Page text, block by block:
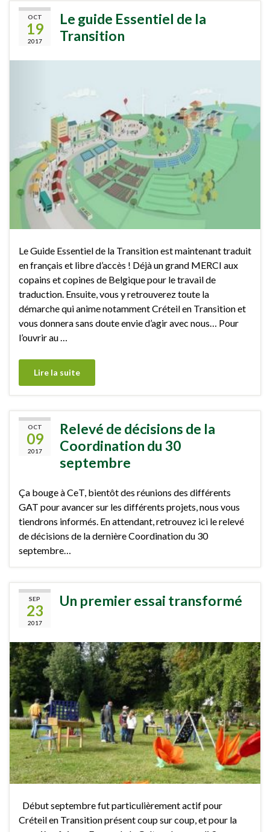
OCT
19
2017
Le guide Essentiel de la
Transition
Le Guide Essentiel de la Transition est maintenant traduit
en français et libre d’accès ! Déjà un grand MERCI aux
copains et copines de Belgique pour le travail de
traduction. Ensuite, vous y retrouverez toute la
démarche qui anime notamment Créteil en Transition et
vous donnera sans doute envie d’agir avec nous… Pour
l’ouvrir au …
Lire la suite
OCT
09
2017
Relevé de décisions de la
Coordination du 30
septembre
Ça bouge à CeT, bientôt des réunions des différents
GAT pour avancer sur les différents projets, nous vous
tiendrons informés. En attendant, retrouvez ici le relevé
de décisions de la dernière Coordination du 30
septembre…
SEP
23
2017
Un premier essai transformé
Début septembre fut particulièrement actif pour
Créteil en Transition présent coup sur coup, et pour la